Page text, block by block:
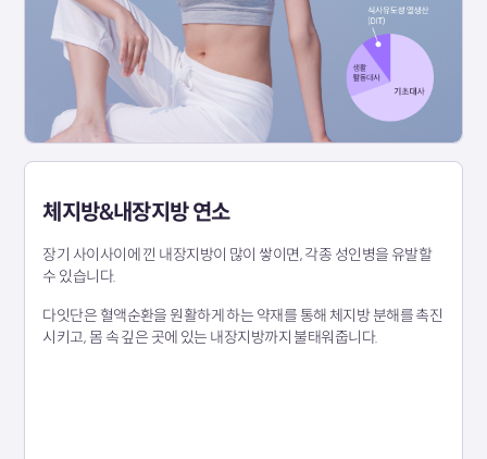
체지방&내장지방 연소
장기 사이사이에 낀 내장지방이 많이 쌓이면, 각종 성인병을 유발할
수 있습니다.
다잇단은 혈액순환을 원활하게 하는 약재를 통해 체지방 분해를 촉진
시키고, 몸 속 깊은 곳에 있는 내장지방까지 불태워줍니다.